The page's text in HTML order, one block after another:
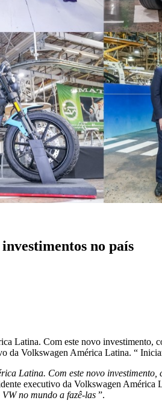
no país
Latina. Com este novo investimento,
da Volkswagen América Latina. “
Latina. Com este novo
executivo da Volkswagen América
no mundo a fazê-las ”.